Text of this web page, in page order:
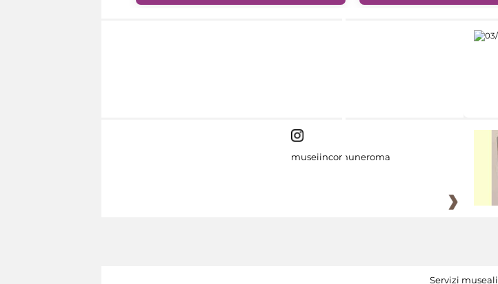
museiincomuneroma
Servizi museali